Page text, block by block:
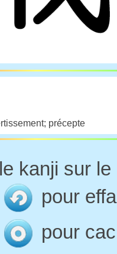
précepte
kanji sur
pour
pour